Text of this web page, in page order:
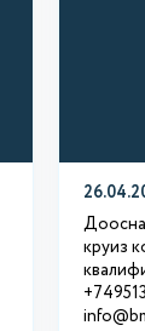
круиз